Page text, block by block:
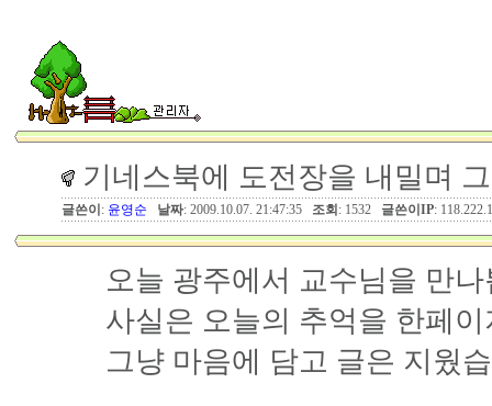
기네스북에 도전장을 내밀며
글쓴이 : 윤영순 날짜: 2009.10.07. 21:47:35 조회 : 1532 글쓴이IP:
오늘 광주에서 교수님을 만
사실은 오늘의 추억을 한페
그냥 마음에 담고 글은 지웠